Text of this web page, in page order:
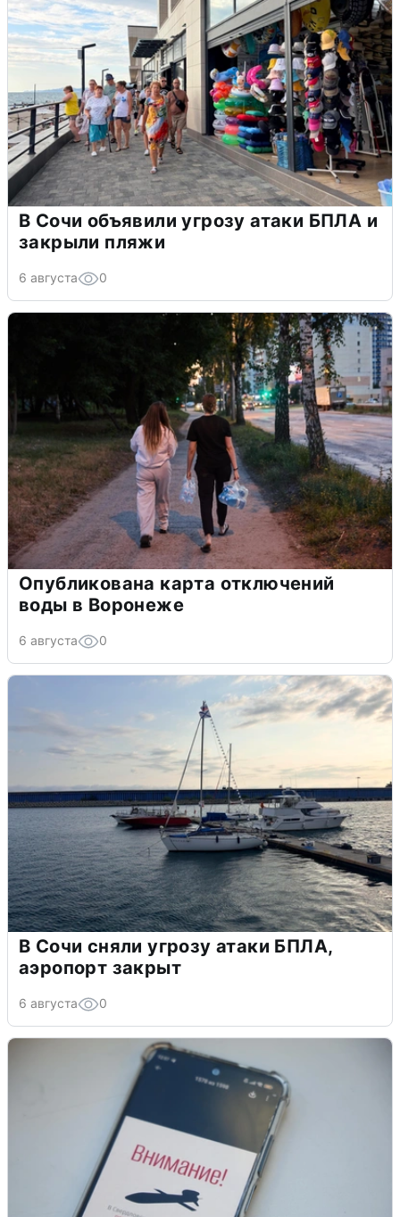
В Сочи объявили угрозу атаки БПЛА и
закрыли пляжи
6 августа 0
Опубликована карта отключений
воды в Воронеже
6 августа 0
В Сочи сняли угрозу атаки БПЛА,
аэропорт закрыт
6 августа 0